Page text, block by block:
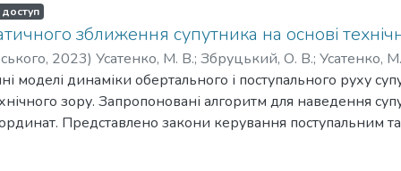
маркується спеціальною міткою. Розроблено
всі його основні етапи від допольотної підготовки
шляхом регулювання за кутами рискання, крену,
до лідера. У роботі запропоновано формули та
зору та інерціальної навігаційної системи
була створена модель у програмному
зближення супутника на основі
, 2023) Усатенко, М. В.; Збруцький, О. В.; Усатенко,
моделі динаміки обертального і поступального руху
зору. Запропоновані алгоритм для наведення
Представлено закони керування поступальним